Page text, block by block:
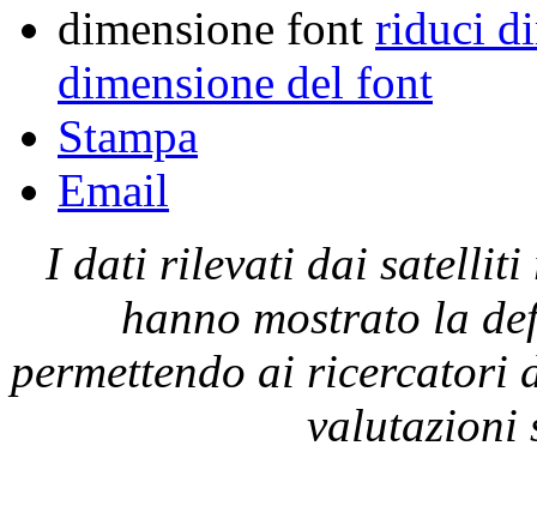
dimensione font riduci
dimensione del font
Stampa
Email
I dati rilevati dai satelliti
hanno mostrato la
permettendo ai ricercatori
valutazioni